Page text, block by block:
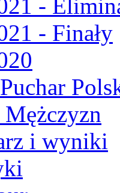
-
- Finały
i wyniki